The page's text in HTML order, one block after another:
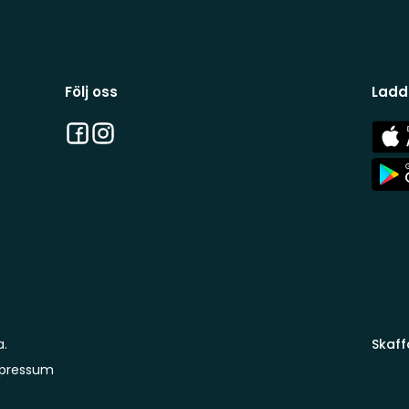
Följ oss
Facebook
Instagram
App
Store
App
Store